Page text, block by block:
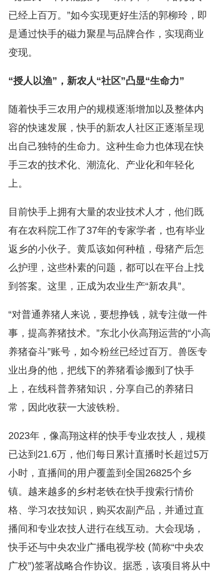
已经上百万。”如今实现更好生活的郭柳玲，即
是通过快手的磁力聚星与品牌合作，实现商业
变现。
“授人以渔”，新农人“社区”凸显“生命力”
随着快手三农用户的规模逐渐增加以及整体内
容的快速发展，快手的新农人社区正逐渐呈现
出自己独特的生命力。这种生命力也体现在快
手三农的技术化、潮流化、产业化和年轻化
上。
目前快手上拥有大量的农业技术人才，他们既
有在农科院工作了37年的专家学者，也有毕业
返乡的小伙子。黄瓜该如何种植，母猪产后怎
么护理，这些朴素的问题，都可以在平台上找
到答案。这里，正成为农业生产“新农具”。
“对普通养猪人来说，要想挣钱，就专注做一件
事，提高养猪技术。”东北小伙高翔运营的“小高
养猪奋斗”账号，如今粉丝已经过百万。兽医专
业出身的他，把线下的养猪看诊搬到了快手
上，在线科普养猪知识，分享自己的养猪日
常，因此收获一大波铁粉。
2023年，像高翔这样的快手专业农技人，规模
已达到21.6万，他们每日累计直播时长超过5万
小时，直播间的用户覆盖到全国26825个乡
镇。越来越多的乡村老铁在快手搜索行情价
格、学习农技知识，购买农副产品，并通过直
播间和专业农技人进行在线互动。大会现场，
快手还与中央农业广播电视学校 (简称“中央农
广校”)签署战略合作协议。据悉，该项目将从中